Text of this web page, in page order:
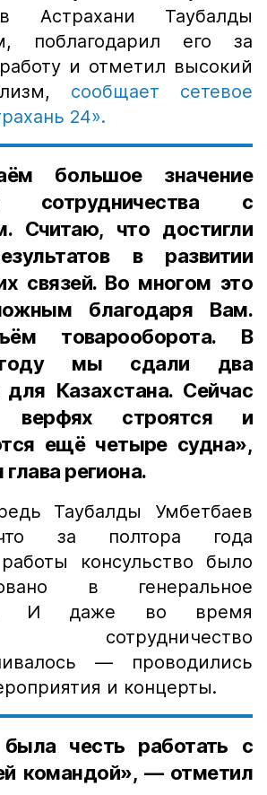
Астрахани Таубалды
поблагодарил его за
и отметил высокий
сообщает сетевое
24».
большое значение
сотрудничества с
Считаю, что достигли
в развитии
связей. Во многом это
благодаря Вам.
товарооборота. В
мы сдали два
Казахстана. Сейчас
строятся и
ещё четыре судна»,
региона.
Таубалды Умбетбаев
за полтора года
консульство было
в генеральное
И даже во время
сотрудничество
— проводились
и концерты.
честь работать с
командой», — отметил